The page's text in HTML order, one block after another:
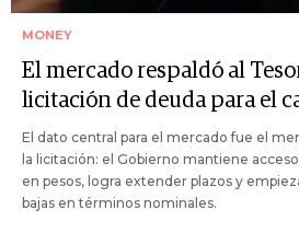
MONEY
El mercado respaldó al
licitación de deuda para el
El dato central para el mercado fue el
la licitación: el Gobierno mantiene
en pesos, logra extender plazos y
bajas en términos nominales.